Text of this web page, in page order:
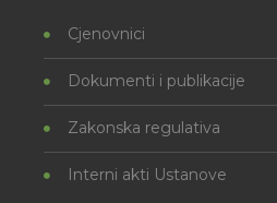
Cjenovnici
Dokumenti i publikacije
Zakonska regulativa
Interni akti Ustanove